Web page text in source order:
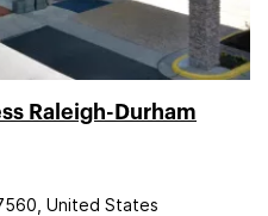
Raleigh-Durham
United States